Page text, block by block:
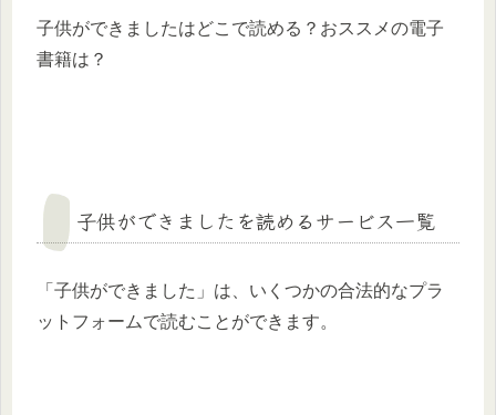
子供ができましたはどこで読める？おススメの電子
書籍は？
子供ができましたを読めるサービス一覧
「子供ができました」は、いくつかの合法的なプラ
ットフォームで読むことができます。